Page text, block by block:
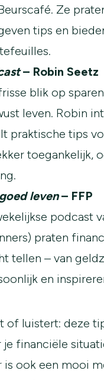
Ze
tips en
– Robin Seetz
blik op
leven. Robin
praktische tips
toegankelijk,
leven– FFP
podcast
praten
tellen – van
en
of luistert: deze
financiële
is ook een mooi